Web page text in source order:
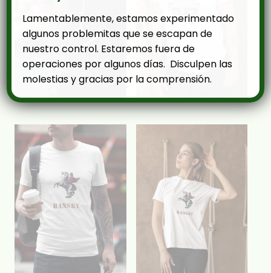
Lamentablemente, estamos experimentado
algunos problemitas que se escapan de
nuestro control. Estaremos fuera de
operaciones por algunos días. Disculpen las
molestias y gracias por la comprensión.